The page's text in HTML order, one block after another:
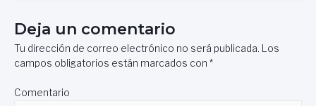
Deja un comentario
Tu dirección de correo electrónico no será publicada. Los
campos obligatorios están marcados con *
Comentario